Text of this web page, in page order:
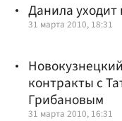
Данила уходит
31 марта 2010, 18:31
контракты с
Грибановым
31 марта 2010, 16:31